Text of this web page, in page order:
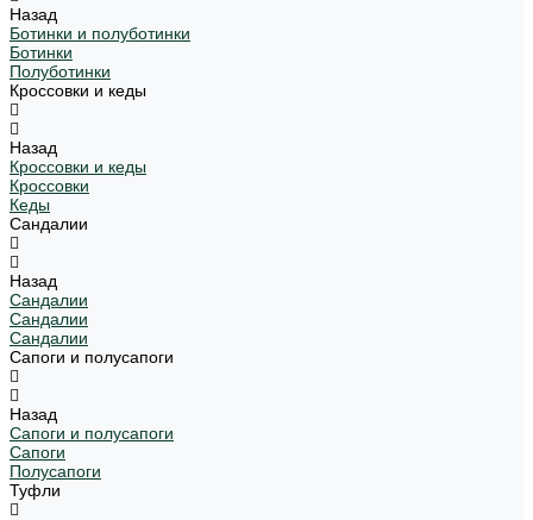
Назад
Ботинки и полуботинки
Ботинки
Полуботинки
Кроссовки и кеды
Назад
Кроссовки и кеды
Кроссовки
Кеды
Сандалии
Назад
Сандалии
Сандалии
Сандалии
Сапоги и полусапоги
Назад
Сапоги и полусапоги
Сапоги
Полусапоги
Туфли